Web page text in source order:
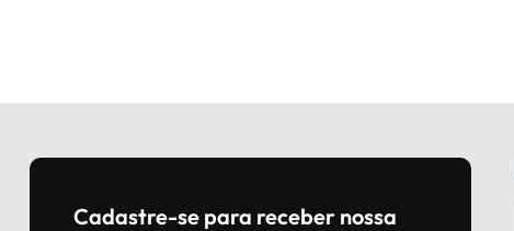
Cadastre-se para receber nossa